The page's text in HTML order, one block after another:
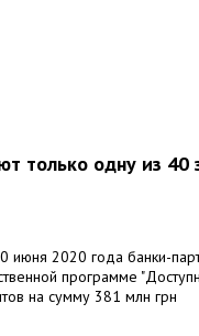
только одну из 40
июня 2020 года банки-
программе
на сумму 381 млн грн